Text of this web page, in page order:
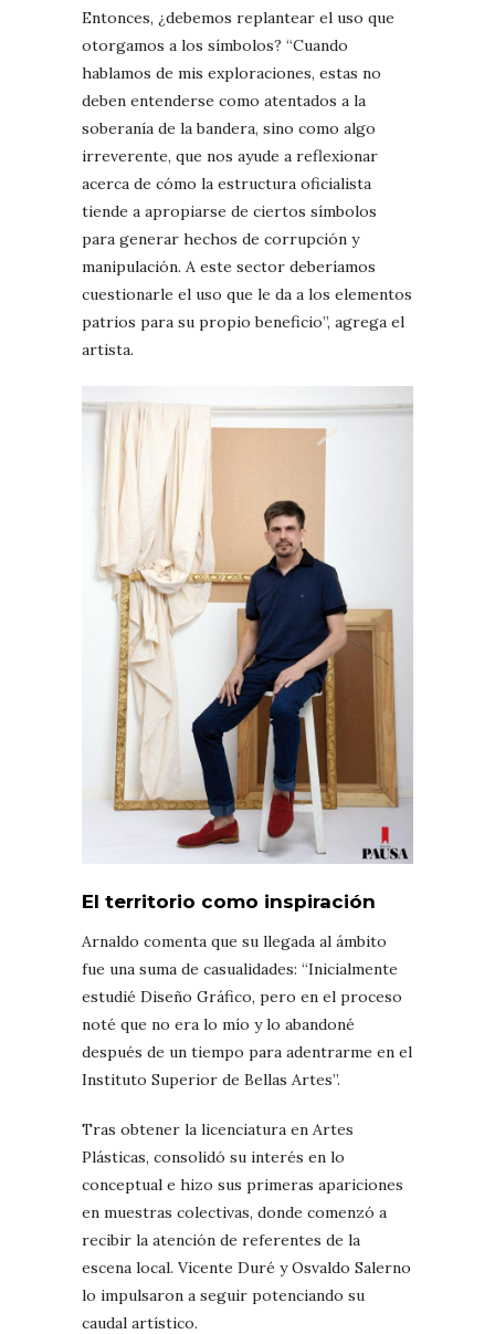
Entonces, ¿debemos replantear el uso que
otorgamos a los símbolos? “Cuando
hablamos de mis exploraciones, estas no
deben entenderse como atentados a la
soberanía de la bandera, sino como algo
irreverente, que nos ayude a reflexionar
acerca de cómo la estructura oficialista
tiende a apropiarse de ciertos símbolos
para generar hechos de corrupción y
manipulación. A este sector deberíamos
cuestionarle el uso que le da a los elementos
patrios para su propio beneficio”, agrega el
artista.
El territorio como inspiración
Arnaldo comenta que su llegada al ámbito
fue una suma de casualidades: “Inicialmente
estudié Diseño Gráfico, pero en el proceso
noté que no era lo mío y lo abandoné
después de un tiempo para adentrarme en el
Instituto Superior de Bellas Artes”.
Tras obtener la licenciatura en Artes
Plásticas, consolidó su interés en lo
conceptual e hizo sus primeras apariciones
en muestras colectivas, donde comenzó a
recibir la atención de referentes de la
escena local. Vicente Duré y Osvaldo Salerno
lo impulsaron a seguir potenciando su
caudal artístico.